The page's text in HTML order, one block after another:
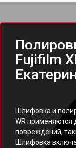
Fujifilm
Шлифовка и
WR применяются
повреждений,
Шлифовка